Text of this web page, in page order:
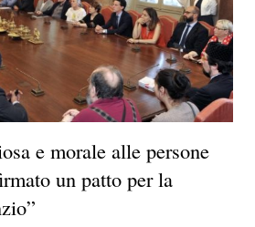
e morale alle persone
un patto per la